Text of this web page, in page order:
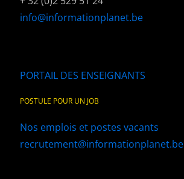
info@informationplanet.be
PORTAIL DES ENSEIGNANTS
POSTULE POUR UN JOB
Nos emplois et postes vacants
recrutement@informationplanet.be